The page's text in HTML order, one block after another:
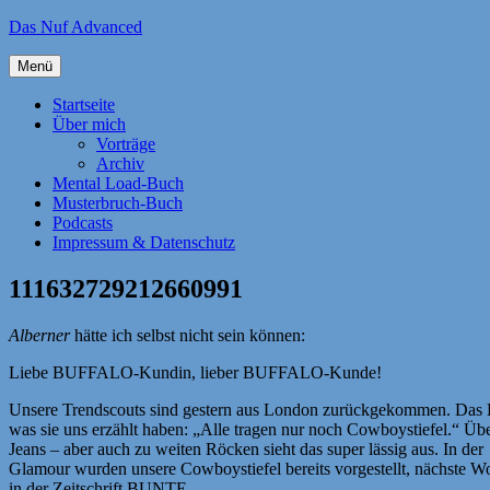
Zum
springen
Das Nuf Advanced
Menü
Startseite
Über mich
Vorträge
Archiv
Mental Load-Buch
Musterbruch-Buch
Podcasts
Impressum & Datenschutz
111632729212660991
Albernerhätte ich selbst nicht sein können:
Liebe BUFFALO-Kundin, lieber BUFFALO-Kunde!
Unsere Trendscouts sind gestern aus London zurückgekommen. Das
was sie uns erzählt haben: „Alle tragen nur noch Cowboystiefel.“
Jeans – aber auch zu weiten Röcken sieht das super lässig aus. In der
Glamour wurden unsere Cowboystiefel bereits vorgestellt, nächste